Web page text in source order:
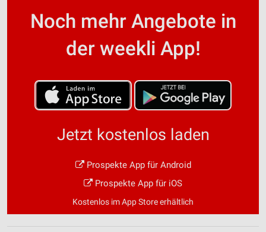
Noch mehr Angebote in
der weekli App!
Jetzt kostenlos laden
Prospekte App für Android
Prospekte App für iOS
Kostenlos im App Store erhältlich